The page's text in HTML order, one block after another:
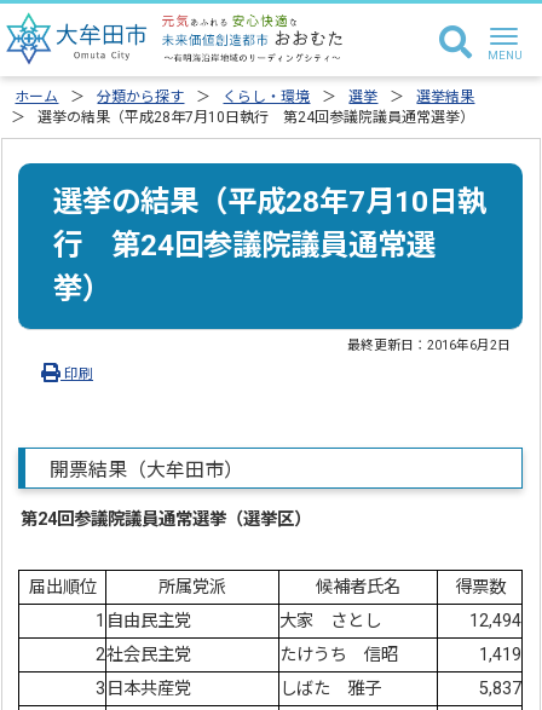
ホーム 分類から探す くらし・環境 選挙
選挙結果
選挙の結果（平成28年7月10日執行 第24回参議院議員通常選挙）
選挙の結果（平成28年7月10日執
行 第24回参議院議員通常選
挙）
最終更新日：2016年6月2日
印刷
開票結果（大牟田市）
第24回参議院議員通常選挙（選挙区）
届出順位 所属党派 候補者氏名
得票数
1 自由民主党 大家 さとし
12,494
2社会民主党 たけうち 信昭
1,419
3 日本共産党 しばた 雅子
5,837